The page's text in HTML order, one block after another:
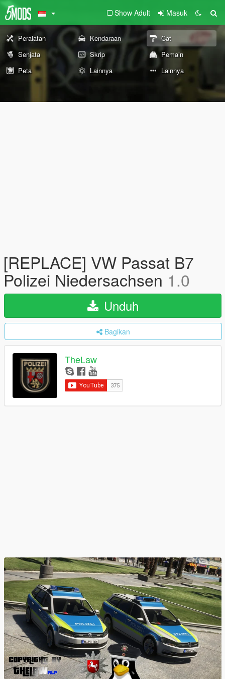
Show Adult Masuk
Peralatan Kendaraan
Cat
Senjata
Skrip
Pemain
Peta
Lainnya Lainnya
[REPLACE] VW Passat B7
Polizei Niedersachsen 1.0
Unduh
Bagikan
TheLaw